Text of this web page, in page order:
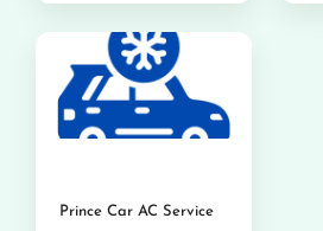
Prince Car AC Service